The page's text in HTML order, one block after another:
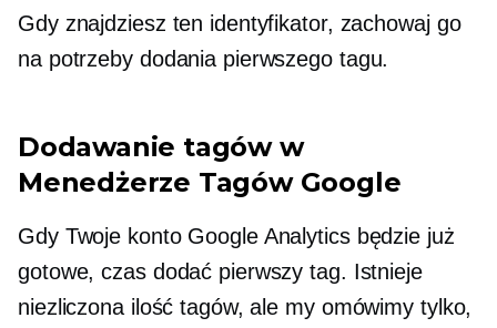
Gdy znajdziesz ten identyfikator, zachowaj go
na potrzeby dodania pierwszego tagu.
Dodawanie tagów w
Menedżerze Tagów Google
Gdy Twoje konto Google Analytics będzie już
gotowe, czas dodać pierwszy tag. Istnieje
niezliczona ilość tagów, ale my omówimy tylko,